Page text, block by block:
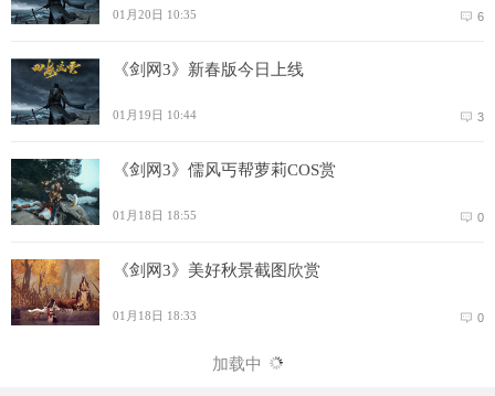
01月20日 10:35 6
《剑网3》新春版今日上线
01月19日 10:44 3
《剑网3》儒风丐帮萝莉COS赏
01月18日 18:55 0
《剑网3》美好秋景截图欣赏
01月18日 18:33 0
加载中